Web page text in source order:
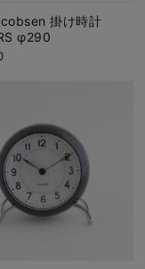
掛け時計
φ290